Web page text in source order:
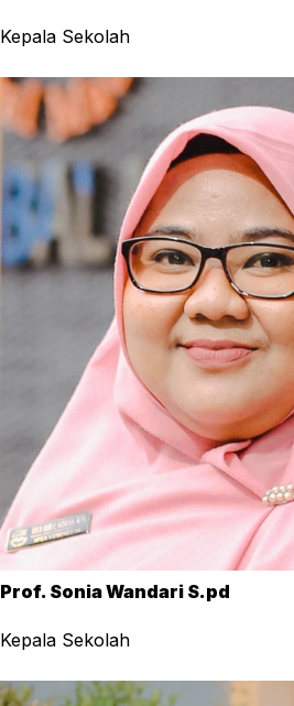
Kepala Sekolah
Prof. Sonia Wandari S.pd
Kepala Sekolah